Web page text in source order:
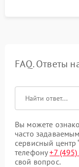
FAQ. Ответы
Вы можете
часто
сервисный центр
телефону+7
свой вопрос.